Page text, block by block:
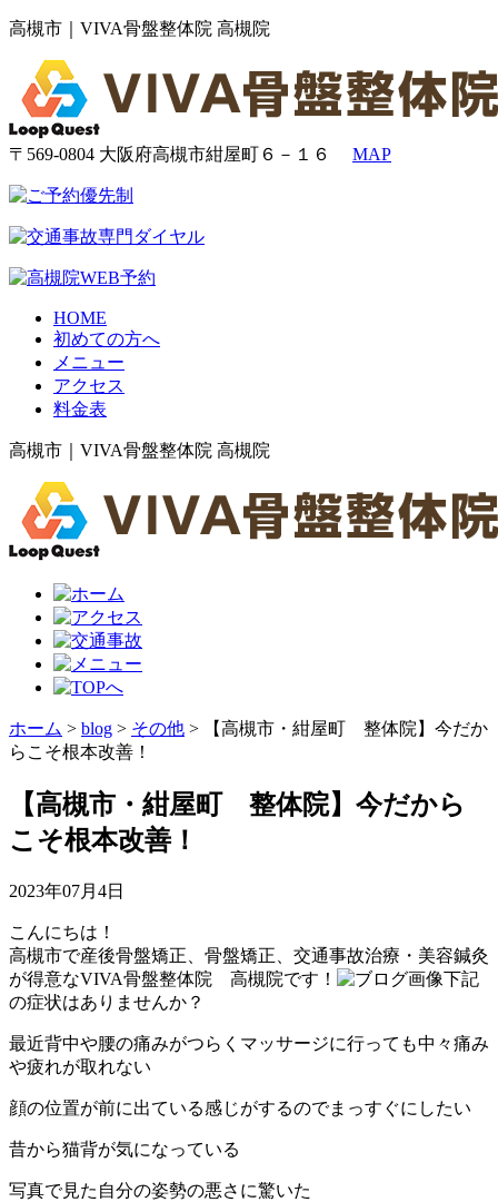
高槻市｜VIVA骨盤整体院 高槻院
〒569-0804 大阪府高槻市紺屋町６－１６ MAP
HOME
初めての方へ
メニュー
アクセス
料金表
高槻市｜VIVA骨盤整体院 高槻院
ホーム > blog > その他 >
【高槻市・紺屋町 整体院】今だか
らこそ根本改善！
【高槻市・紺屋町 整体院】今だから
こそ根本改善！
2023年07月4日
こんにちは！
高槻市で産後骨盤矯正、骨盤矯正、交通事故治療・美容鍼灸
が得意なVIVA骨盤整体院 高槻院です！
下記
の症状はありませんか？
最近背中や腰の痛みがつらくマッサージに行っても中々痛み
や疲れが取れない
顔の位置が前に出ている感じがするのでまっすぐにしたい
昔から猫背が気になっている
写真で見た自分の姿勢の悪さに驚いた